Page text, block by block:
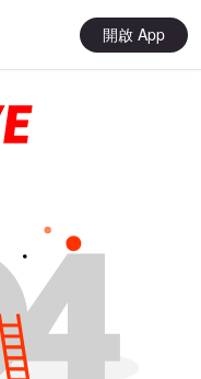
開啟 App